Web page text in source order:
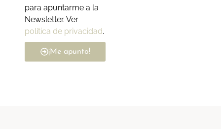
para apuntarme a la
Newsletter. Ver
política de privacidad.
¡Me apunto!